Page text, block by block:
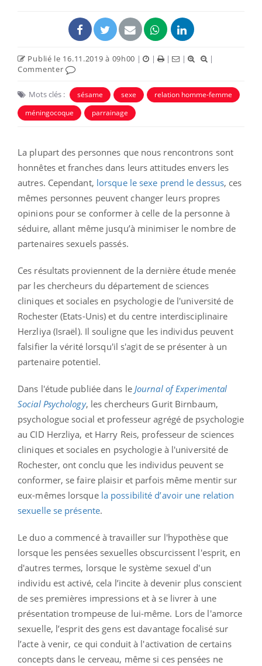
Publié le 16.11.2019 à 09h00 | | | |
|
Commenter
Mots clés : sésame sexe
relation homme-femme
méningocoque
parrainage
La plupart des personnes que nous rencontrons sont
honnêtes et franches dans leurs attitudes envers les
autres. Cependant, lorsque le sexe prend le dessus, ces
mêmes personnes peuvent changer leurs propres
opinions pour se conformer à celle de la personne à
séduire, allant même jusqu’à minimiser le nombre de
partenaires sexuels passés.
Ces résultats proviennent de la dernière étude menée
par les chercheurs du département de sciences
cliniques et sociales en psychologie de l'université de
Rochester (Etats-Unis) et du centre interdisciplinaire
Herzliya (Israël). Il souligne que les individus peuvent
falsifier la vérité lorsqu'il s'agit de se présenter à un
partenaire potentiel.
Dans l'étude publiée dans le Journal of Experimental
Social Psychology, les chercheurs Gurit Birnbaum,
psychologue social et professeur agrégé de psychologie
au CID Herzliya, et Harry Reis, professeur de sciences
cliniques et sociales en psychologie à l'université de
Rochester, ont conclu que les individus peuvent se
conformer, se faire plaisir et parfois même mentir sur
eux-mêmes lorsque la possibilité d’avoir une relation
sexuelle se présente.
Le duo a commencé à travailler sur l'hypothèse que
lorsque les pensées sexuelles obscurcissent l'esprit, en
d'autres termes, lorsque le système sexuel d'un
individu est activé, cela l’incite à devenir plus conscient
de ses premières impressions et à se livrer à une
présentation trompeuse de lui-même. Lors de l'amorce
sexuelle, l’esprit des gens est davantage focalisé sur
l’acte à venir, ce qui conduit à l'activation de certains
concepts dans le cerveau, même si ces pensées ne